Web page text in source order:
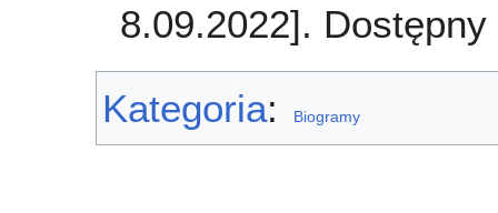
8.09.2022].
Kategoria: Biogramy